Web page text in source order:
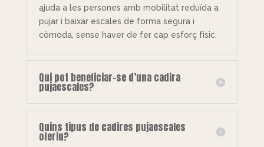
ajuda a les persones amb mobilitat reduïda a
pujar i baixar escales de forma segura i
còmoda, sense haver de fer cap esforç físic.
Qui pot beneficiar-se d’una cadira
pujaescales?
Quins tipus de cadires pujaescales
oferiu?